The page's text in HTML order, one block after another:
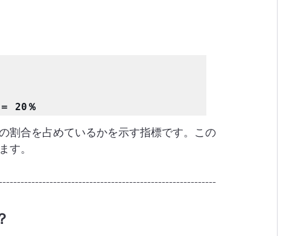
20％
割合を占めているかを示す指標です。この
す。